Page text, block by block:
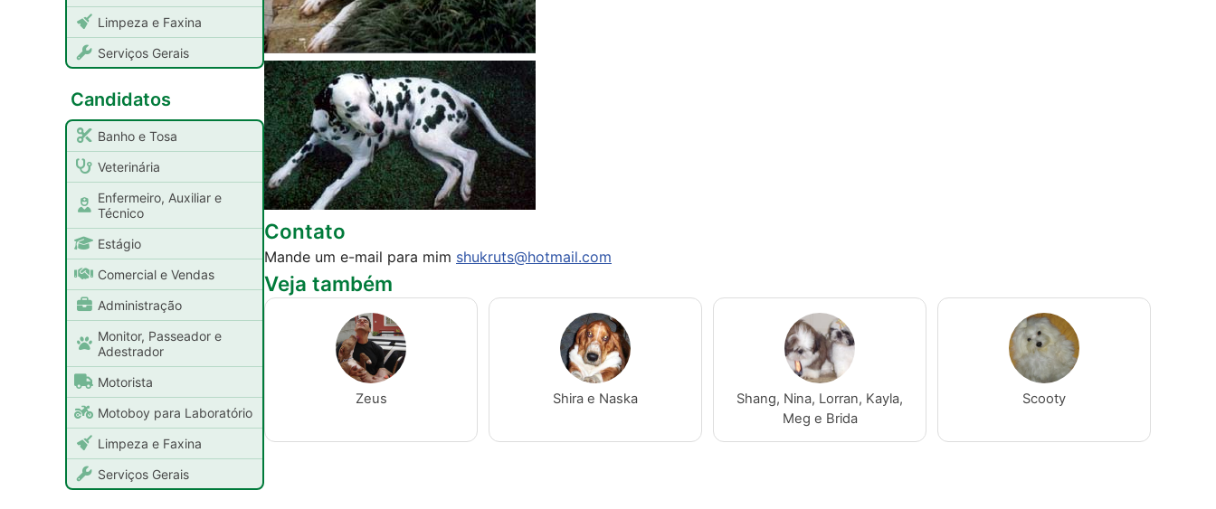
Limpeza e Faxina
Serviços Gerais
Candidatos
Banho e Tosa
Veterinária
Enfermeiro, Auxiliar e
Técnico
Estágio
Comercial e Vendas
Administração
Monitor, Passeador e
Adestrador
Motorista
Motoboy para Laboratório
Limpeza e Faxina
Serviços Gerais
Contato
Mande um e-mail para mim shukruts@hotmail.com
Veja também
Zeus Shira e Naska
Shang, Nina, Lorran, Kayla,
Meg e Brida
Scooty